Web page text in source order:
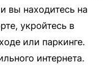
вы находитесь на
укройтесь в
или паркинге.
интернета.